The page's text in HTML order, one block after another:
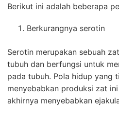
Berikut ini adalah beberapa
Berkurangnya serotin
Serotin merupakan sebuah
tubuh dan berfungsi untuk
pada tubuh. Pola hidup yang
menyebabkan produksi zat
akhirnya menyebabkan